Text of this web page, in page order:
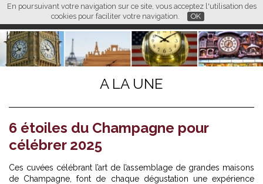
En poursuivant votre navigation sur ce site, vous acceptez l'utilisation des
cookies pour faciliter votre navigation.
OK
FR EN CN
L M
A LA UNE
6 étoiles du Champagne pour
célébrer 2025
Ces cuvées célébrant l’art de l’assemblage de grandes maisons
de Champagne, font de chaque dégustation une expérience